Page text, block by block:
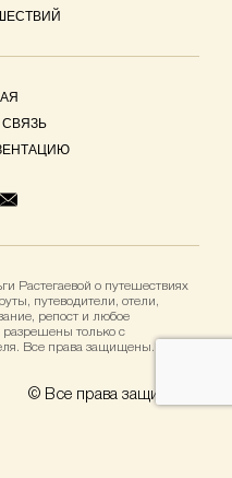
СВЯЗЬ
Растегаевой о путешествиях
путеводители, отели,
репост и любое
разрешены только с
Все права защищены.
© Все права защищены